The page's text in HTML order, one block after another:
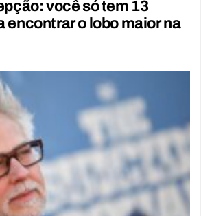
você só tem 13
encontrar o lobo maior na